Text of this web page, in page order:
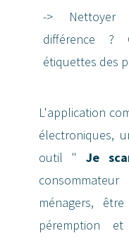
-> Nettoyer
différence ?
étiquettes des
L'application
électroniques,
outil " Je
ménagers,
péremption